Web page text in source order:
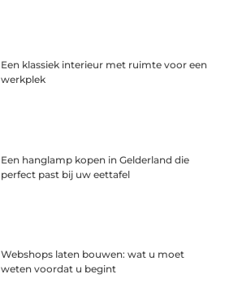
Een klassiek interieur met ruimte voor een
werkplek
Een hanglamp kopen in Gelderland die
perfect past bij uw eettafel
Webshops laten bouwen: wat u moet
weten voordat u begint